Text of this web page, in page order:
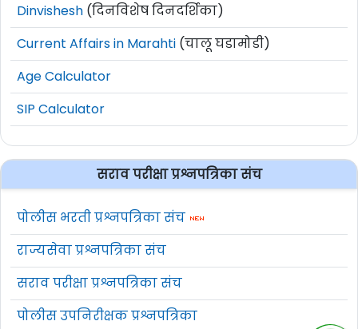
Dinvishesh (दिनविशेष दिनदर्शिका)
Current Affairs in Marahti (चालू घडामोडी)
Age Calculator
SIP Calculator
सराव परीक्षा प्रश्नपत्रिका संच
पोलीस भरती प्रश्नपत्रिका संच
राज्यसेवा प्रश्नपत्रिका संच
सराव परीक्षा प्रश्नपत्रिका संच
पोलीस उपनिरीक्षक प्रश्नपत्रिका